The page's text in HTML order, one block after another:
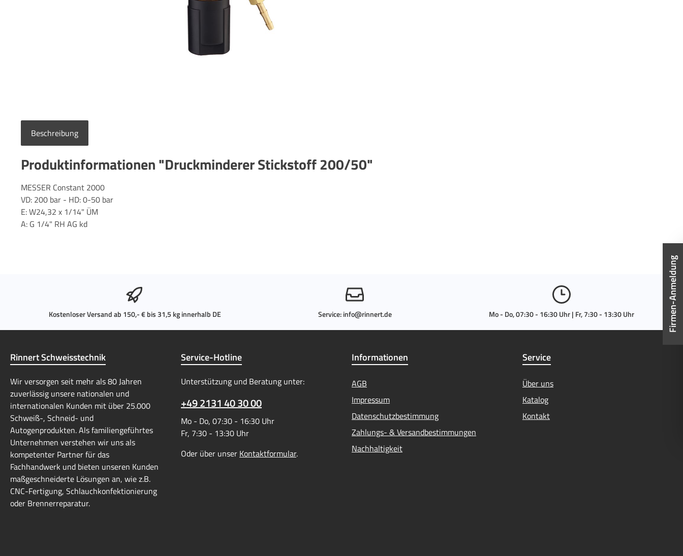
Beschreibung
Produktinformationen "Druckminderer Stickstoff 200/50"
MESSER Constant 2000
VD: 200 bar - HD: 0-50 bar
E: W24,32 x 1/14" ÜM
A: G 1/4" RH AG kd
Kostenloser Versand ab 150,- € bis 31,5 kg innerhalb DE Service:info@rinnert.de Mo - Do, 07:30 - 16:30 Uhr | Fr, 7:30 - 13:30 Uhr
Rinnert Schweisstechnik
Wir versorgen seit mehr als 80 Jahren
zuverlässig unsere nationalen und
internationalen Kunden mit über 25.000
Schweiß-, Schneid- und
Autogenprodukten. Als familiengeführtes
Unternehmen verstehen wir uns als
kompetenter Partner für das
Fachhandwerk und bieten unseren Kunden
maßgeschneiderte Lösungen an, wie z.B.
CNC-Fertigung, Schlauchkonfektionierung
oder Brennerreparatur.
Service-Hotline
Unterstützung und Beratung unter:
+49 2131 40 30 00
Mo - Do, 07:30 - 16:30 Uhr
Fr, 7:30 - 13:30 Uhr
Oder über unser Kontaktformular.
Informationen
AGB
Impressum
Datenschutzbestimmung
Zahlungs- & Versandbestimmungen
Nachhaltigkeit
Service
Über uns
Katalog
Kontakt
Firmen-Anmeldung